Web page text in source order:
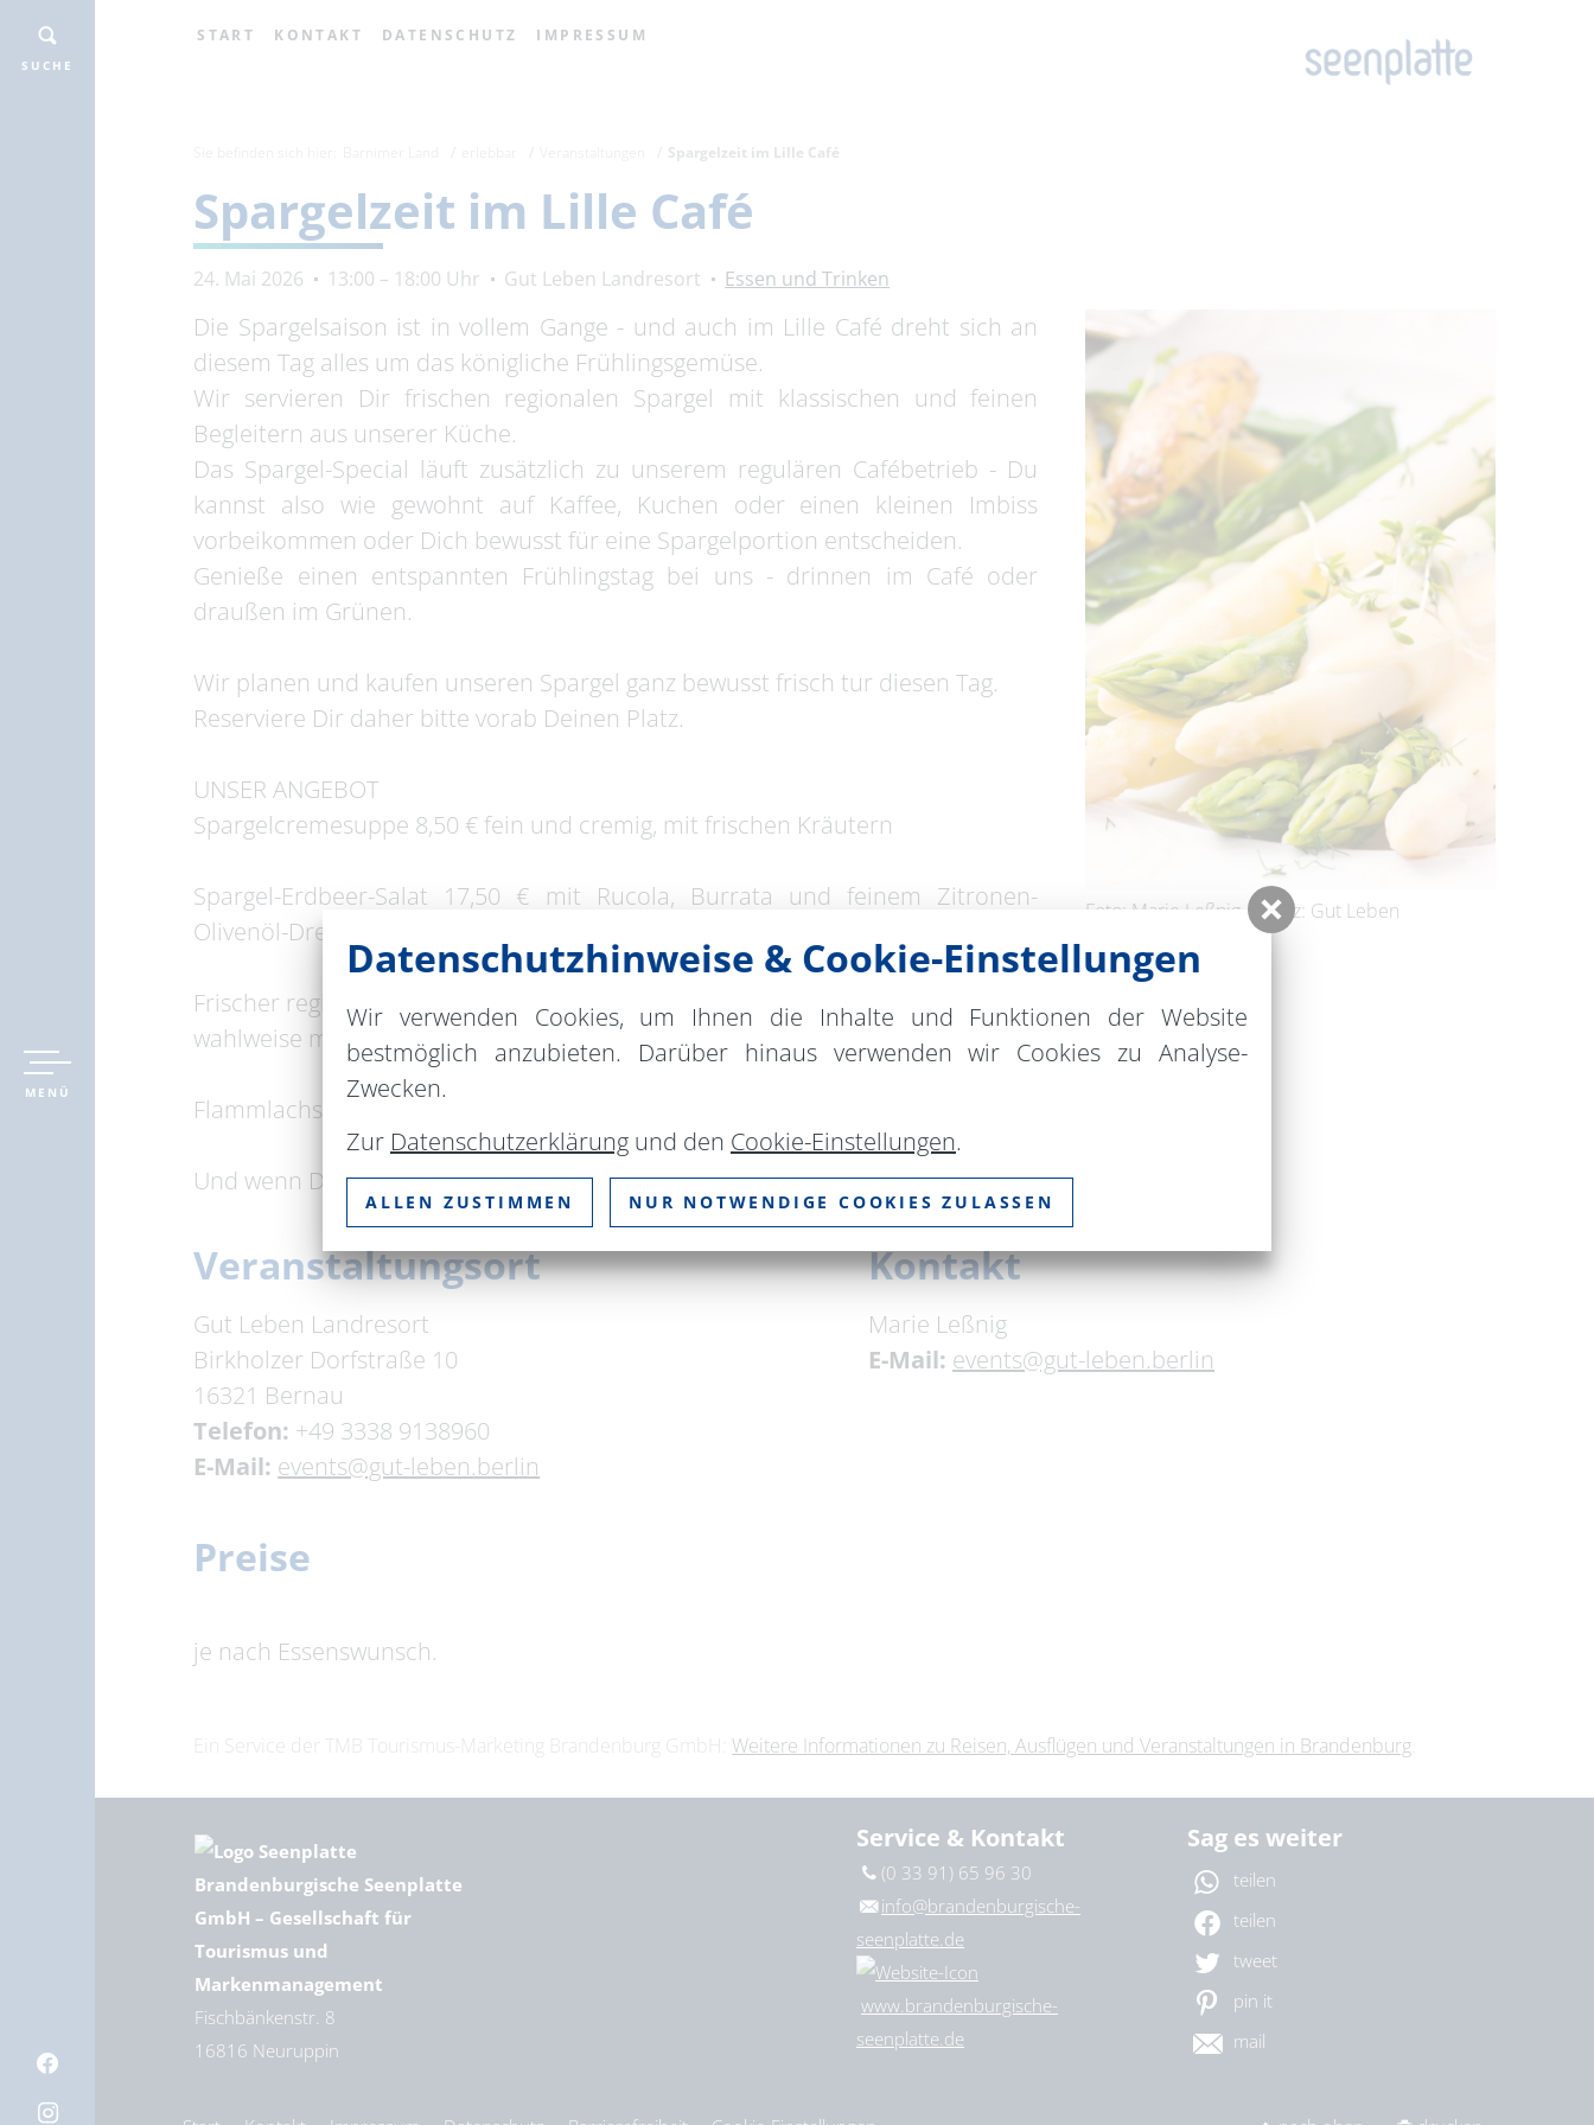
START KONTAKT DATENSCHUTZ IMPRESSUM
MENÜ
SUCHE
Spargelzeit im Lille Café
Spargelzeit im Lille Café
24. Mai 2026 13:00 – 18:00 Uhr Gut Leben Landresort Essen und Trinken
Foto: Marie Leßnig, Lizenz: Gut Leben
Die Spargelsaison ist in vollem Gange - und auch im Lille Café dreht sich an
diesem Tag alles um das königliche Frühlingsgemüse.
Wir servieren Dir frischen regionalen Spargel mit klassischen und feinen
Begleitern aus unserer Küche.
Das Spargel-Special läuft zusätzlich zu unserem regulären Cafébetrieb - Du
kannst also wie gewohnt auf Kaffee, Kuchen oder einen kleinen Imbiss
vorbeikommen oder Dich bewusst für eine Spargelportion entscheiden.
Genieße einen entspannten Frühlingstag bei uns - drinnen im Café oder
draußen im Grünen.
Wir planen und kaufen unseren Spargel ganz bewusst frisch tur diesen Tag.
Reserviere Dir daher bitte vorab Deinen Platz.
UNSER ANGEBOT
Spargelcremesuppe 8,50 € fein und cremig, mit frischen Kräutern
Spargel-Erdbeer-Salat 17,50 € mit Rucola, Burrata und feinem Zitronen-
Olivenöl-Dressing
Frischer regionaler Spargel 23,50 € mit neuen Kartoffeln, Sauce Hollandaise oder zerlassener Butter
wahlweise mit Kochschinken 26,50 €
Flammlachs & Spargel 29,50 € frisch vom Brett, dazu Spargel und junge Kartoffeln
Und wenn Dir nach etwas Süßem ist - in der Küche wartet schon Kuchen auf Dich.
Veranstaltungsort
Gut Leben Landresort
Birkholzer Dorfstraße 10
16321 Bernau
Telefon: +49 3338 9138960
E-Mail: events@gut-leben.berlin
Kontakt
Marie Leßnig
E-Mail: events@gut-leben.berlin
Preise
je nach Essenswunsch.
Ein Service der TMB Tourismus-Marketing Brandenburg GmbH:Weitere Informationen zu Reisen, Ausflügen und Veranstaltungen in Brandenburg
Brandenburgische Seenplatte
GmbH – Gesellschaft für
Tourismus und
Markenmanagement
Fischbänkenstr. 8
16816 Neuruppin
Service & Kontakt
(0 33 91) 65 96 30
info@brandenburgische-
seenplatte.de
www.brandenburgische-
seenplatte.de
Sag es weiter
teilen
teilen
tweet
pin it
mail
Datenschutzhinweise & Cookie-Einstellungen
Wir verwenden Cookies, um Ihnen die Inhalte und Funktionen der Website
bestmöglich anzubieten. Darüber hinaus verwenden wir Cookies zu Analyse-
Zwecken.
Zur Datenschutzerklärung und den Cookie-Einstellungen.
ALLEN ZUSTIMMEN NUR NOTWENDIGE COOKIES ZULASSEN